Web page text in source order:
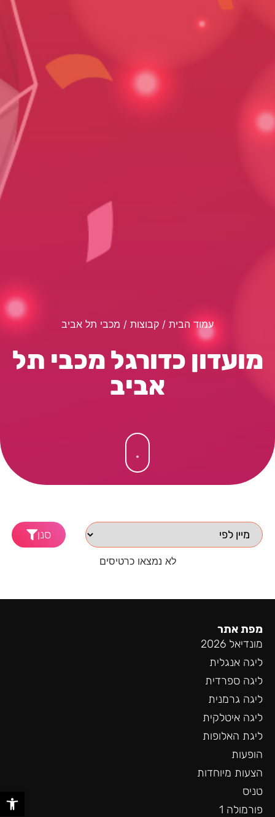
עמוד הבית / קבוצות / מכבי תל אביב
מועדון כדורגל מכבי תל
אביב
סנן
לא נמצאו כרטיסים
מפת אתר
מונדיאל 2026
ליגה אנגלית
ליגה ספרדית
ליגה גרמנית
ליגה איטלקית
ליגת האלופות
הופעות
הצעות מיוחדות
טניס
פורמולה 1
פתח